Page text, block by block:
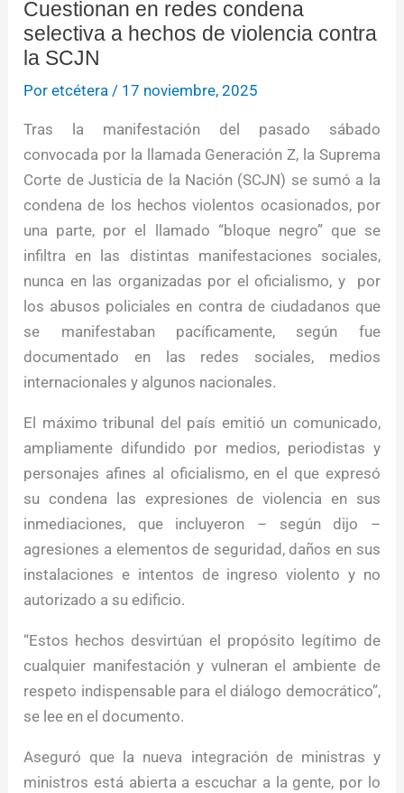
Cuestionan en redes condena
selectiva a hechos de violencia contra
la SCJN
Poretcétera / 17 noviembre, 2025
Tras la manifestación del pasado sábado
convocada por la llamada Generación Z, la Suprema
Corte de Justicia de la Nación (SCJN) se sumó a la
condena de los hechos violentos ocasionados, por
una parte, por el llamado “bloque negro” que se
infiltra en las distintas manifestaciones sociales,
nunca en las organizadas por el oficialismo, y por
los abusos policiales en contra de ciudadanos que
se manifestaban pacíficamente, según fue
documentado en las redes sociales, medios
internacionales y algunos nacionales.
El máximo tribunal del país emitió un comunicado,
ampliamente difundido por medios, periodistas y
personajes afines al oficialismo, en el que expresó
su condena las expresiones de violencia en sus
inmediaciones, que incluyeron – según dijo –
agresiones a elementos de seguridad, daños en sus
instalaciones e intentos de ingreso violento y no
autorizado a su edificio.
“Estos hechos desvirtúan el propósito legítimo de
cualquier manifestación y vulneran el ambiente de
respeto indispensable para el diálogo democrático”,
se lee en el documento.
Aseguró que la nueva integración de ministras y
ministros está abierta a escuchar a la gente, por lo